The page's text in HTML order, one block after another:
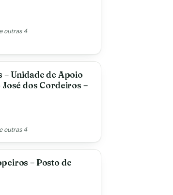
e outras 4
Unidade de Apoio
dos Cordeiros –
e outras 4
– Posto de